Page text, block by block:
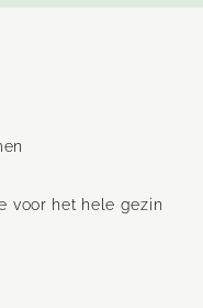
voor het hele gezin